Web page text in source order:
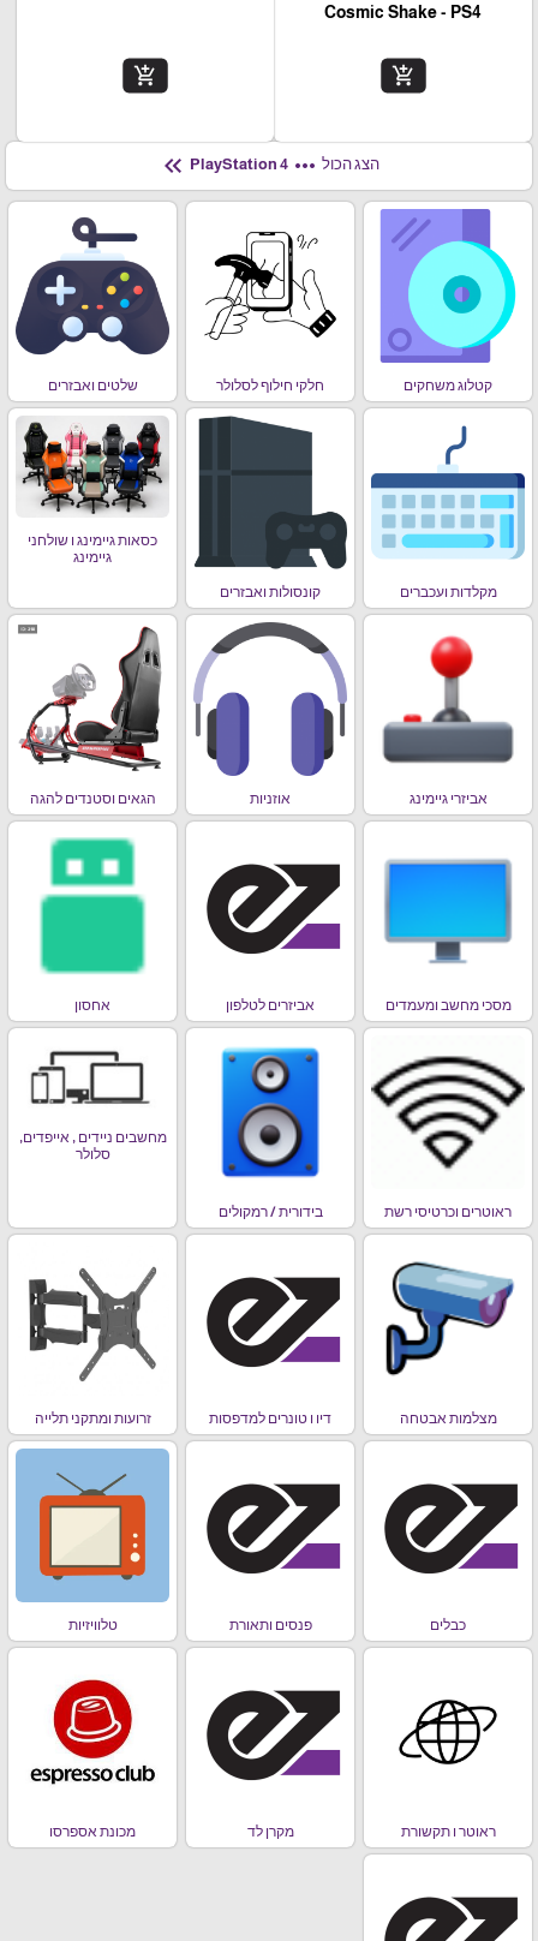
Cosmic Shake - PS4
add_shopping_cart
add_shopping_cart
הצג הכול more_horiz
keyboard_double_arrow_left
קטלוג משחקים חלקי חילוף לסלולר שלטים ואבזרים
מקלדות ועכברים קונסולות ואבזרים
כסאות גיימינג ו שולחני
גיימינג
אביזרי גיימינג אוזניות הגאים וסטנדים להגה
מסכי מחשב ומעמדים אביזרים לטלפון אחסון
ראוטרים וכרטיסי רשת בידורית / רמקולים
מחשבים ניידים , אייפדים,
סלולר
מצלמות אבטחה דיו ו טונרים למדפסות זרועות ומתקני תלייה
כבלים פנסים ותאורת טלוויזיות
ראוטר ו תקשורת מקרן לד מכונת אספרסו